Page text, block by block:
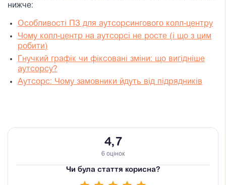
нижче:
Особливості ПЗ для аутсорсингового колл-центру
Чому колл-центр на аутсорсі не росте (і що з цим
робити)
Гнучкий графік чи фіксовані зміни: що вигідніше
аутсорсу?
Аутсорс: Чому замовники йдуть від підрядників
4,7
6 оцінок
Чи була стаття корисна?